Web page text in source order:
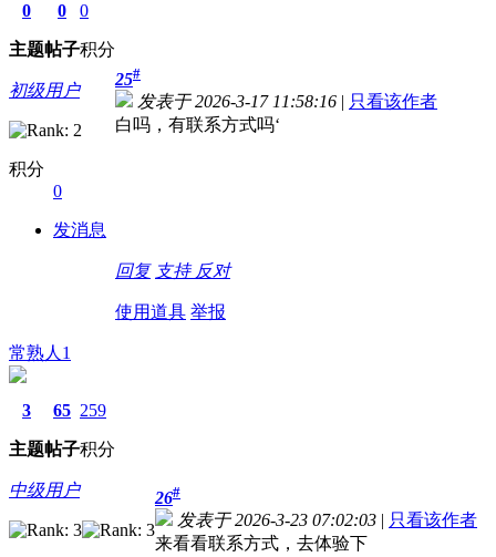
0
主题
0
帖子
0
积分
初级用户
积分
0
发消息
25#
发表于 2026-3-17 11:58:16 | 只看该作者
白吗，有联系方式吗‘
回复 支持 反对
使用道具 举报
常熟人1
3
主题
65
帖子
259
积分
中级用户 26#
发表于 2026-3-23 07:02:03 | 只看该作者
来看看联系方式，去体验下